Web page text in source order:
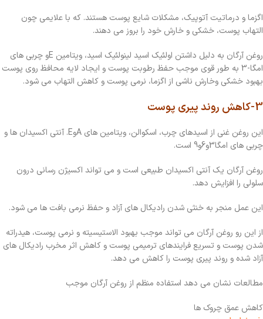
اگزما و درماتیت آتوپیک، مشکلات شایع پوست هستند. که با علایمی چون
التهاب پوست، خشکی و خارش خود را بروز می دهند.
روغن آرگان به دلیل داشتن اولئیک اسید لینولئیک اسید، ویتامین Eو چربی های
امگا-3 به طور قوی موجب حفظ رطوبت پوست و ایجاد لایه محافظ روی پوست
بهبود خشکی وخارش ناشی از اگزما، نرمی پوست و کاهش التهاب می شود.
3-کاهش روند پیری پوست
این روغن غنی از اسیدهای چرب، اسکوالن، ویتامین های AوE . آنتی اکسیدان ها و
چربی های امگا3و6و9 است.
روغن آرگان یک آنتی اکسیدان طبیعی است و می تواند اکسیژن رسانی درون
سلولی را افزایش دهد.
این عمل منجر به خنثی شدن رادیکال های آزاد و حفظ نرمی بافت ها می شود.
از این رو روغن آرگان می تواند موجب بهبود الاستیسیته و نرمی پوست، هیدراته
شدن پوست و تسریع فرایندهای ترمیمی پوست و کاهش اثر مخرب رادیکال های
آزاد شده و روند پیری پوست را کاهش می دهد.
مطالعات نشان می دهد استفاده منظم از روغن آرگان موجب
کاهش عمق چروک ها